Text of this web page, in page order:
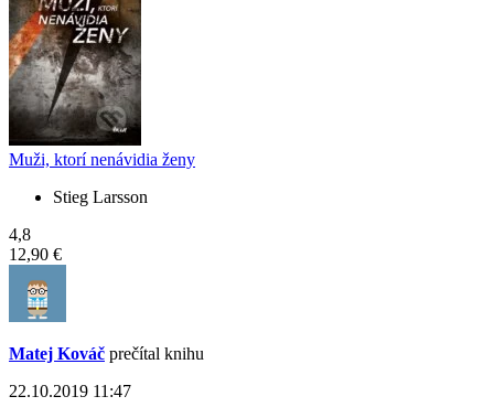
Muži, ktorí nenávidia ženy
Stieg Larsson
4,8
12,90 €
Matej Kováč prečítal knihu
22.10.2019 11:47